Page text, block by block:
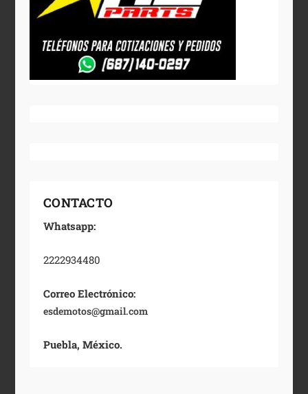
CONTACTO
Whatsapp:
2222934480
Correo Electrónico:
esdemotos@gmail.com
Puebla, México.